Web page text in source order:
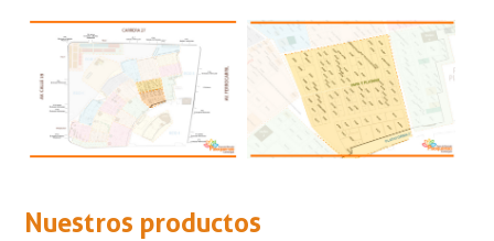
Nuestros productos